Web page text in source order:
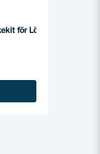
(utan batterier)
för Lövblåsar